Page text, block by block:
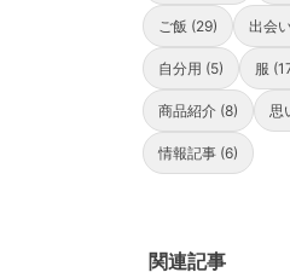
ご飯 (29) 出会
自分用 (5) 服
商品紹介 (8) 思
情報記事 (6)
関連記事